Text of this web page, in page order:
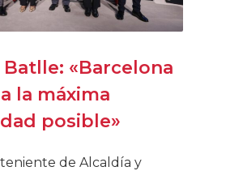
«Barcelona
la máxima
posible»
de Alcaldía y